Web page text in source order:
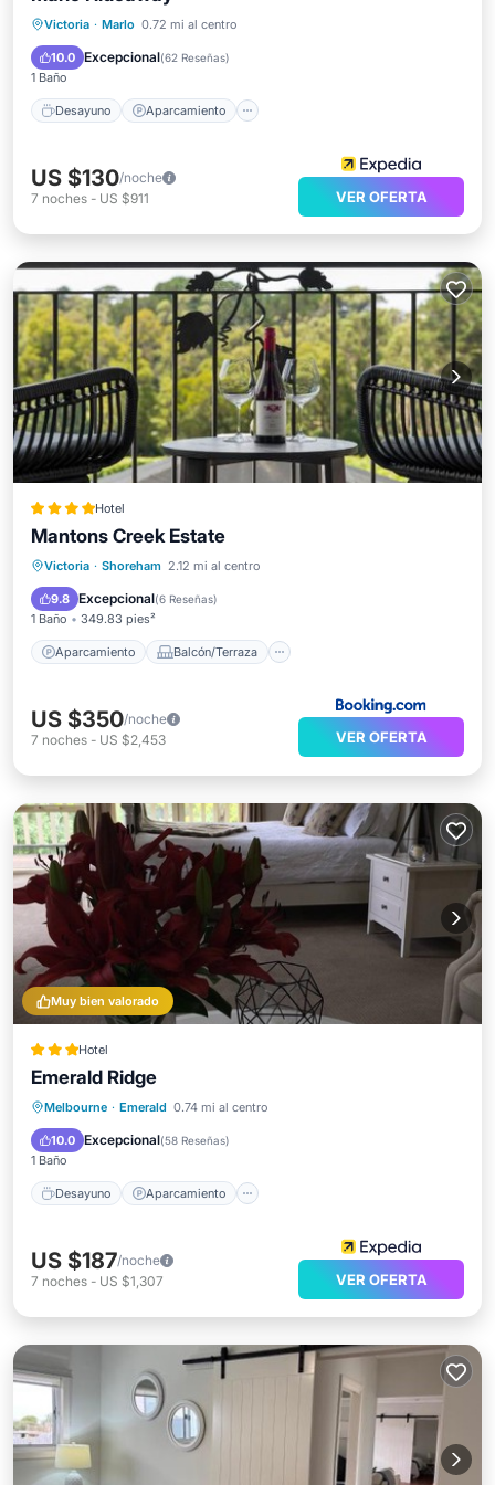
Victoria · Marlo 0.72 mi al centro
10.0 Excepcional(62 Reseñas)
1 Baño
Desayuno Aparcamiento
Desayuno Aparcamiento
Balcón/Terraza
US $130/noche
7 noches - US $911 VER OFERTA
Hotel
Mantons Creek Estate
Victoria · Shoreham 2.12 mi al centro
9.8 Excepcional(6 Reseñas)
1 Baño 349.83 pies²
Aparcamiento Balcón/Terraza
Aparcamiento
Balcón/Terraza
Vistas
Aire acondicionado
US $350/noche
7 noches - US $2,453 VER OFERTA
Muy bien valorado
Hotel
Emerald Ridge
Melbourne · Emerald 0.74 mi al centro
10.0 Excepcional(58 Reseñas)
1 Baño
Desayuno Aparcamiento
Desayuno
Aparcamiento
Balcón/Terraza
US $187/noche
7 noches - US $1,307 VER OFERTA